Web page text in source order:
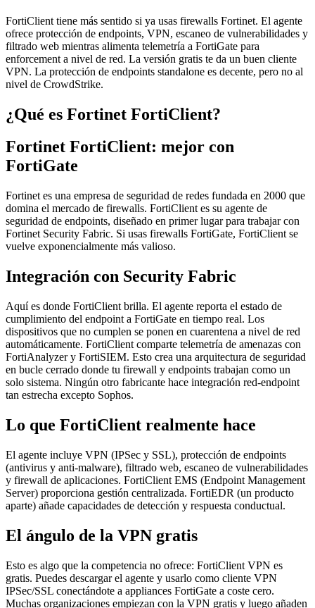
FortiClient tiene más sentido si ya usas firewalls Fortinet. El agente
ofrece protección de endpoints, VPN, escaneo de vulnerabilidades y
filtrado web mientras alimenta telemetría a FortiGate para
enforcement a nivel de red. La versión gratis te da un buen cliente
VPN. La protección de endpoints standalone es decente, pero no al
nivel de CrowdStrike.
¿Qué es Fortinet FortiClient?
Fortinet FortiClient: mejor con
FortiGate
Fortinet es una empresa de seguridad de redes fundada en 2000 que
domina el mercado de firewalls. FortiClient es su agente de
seguridad de endpoints, diseñado en primer lugar para trabajar con
Fortinet Security Fabric. Si usas firewalls FortiGate, FortiClient se
vuelve exponencialmente más valioso.
Integración con Security Fabric
Aquí es donde FortiClient brilla. El agente reporta el estado de
cumplimiento del endpoint a FortiGate en tiempo real. Los
dispositivos que no cumplen se ponen en cuarentena a nivel de red
automáticamente. FortiClient comparte telemetría de amenazas con
FortiAnalyzer y FortiSIEM. Esto crea una arquitectura de seguridad
en bucle cerrado donde tu firewall y endpoints trabajan como un
solo sistema. Ningún otro fabricante hace integración red-endpoint
tan estrecha excepto Sophos.
Lo que FortiClient realmente hace
El agente incluye VPN (IPSec y SSL), protección de endpoints
(antivirus y anti-malware), filtrado web, escaneo de vulnerabilidades
y firewall de aplicaciones. FortiClient EMS (Endpoint Management
Server) proporciona gestión centralizada. FortiEDR (un producto
aparte) añade capacidades de detección y respuesta conductual.
El ángulo de la VPN gratis
Esto es algo que la competencia no ofrece: FortiClient VPN es
gratis. Puedes descargar el agente y usarlo como cliente VPN
IPSec/SSL conectándote a appliances FortiGate a coste cero.
Muchas organizaciones empiezan con la VPN gratis y luego añaden